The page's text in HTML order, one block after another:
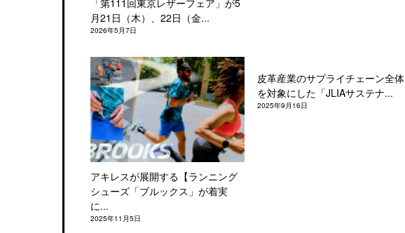
「第111回東京レザーフェア」が5
月21日（木）、22日（金...
2026年5月7日
アキレスが展開する【ランニング
シューズ「ブルックス」が着実
に...
2025年11月5日
皮革産業のサプライチェーン全体
を対象にした「JLIAサステナ...
2025年9月16日